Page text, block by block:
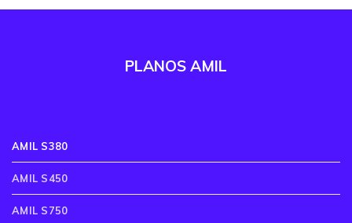
PLANOS AMIL
AMIL S380
AMIL S450
AMIL S750